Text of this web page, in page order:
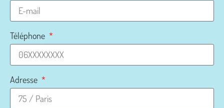
Téléphone
Adresse